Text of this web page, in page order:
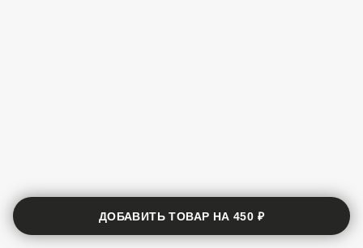
ДОБАВИТЬ ТОВАР НА450 ₽